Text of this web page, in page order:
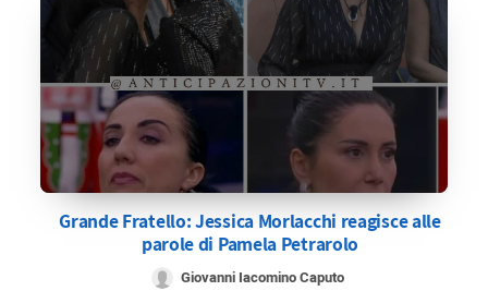
Grande Fratello: Jessica Morlacchi reagisce alle
parole di Pamela Petrarolo
Giovanni Iacomino Caputo